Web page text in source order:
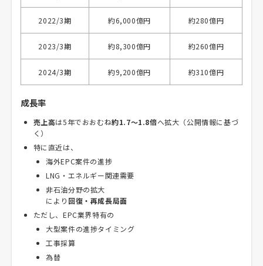
2022/3期 約6,000億円 約280億円
2023/3期 約8,300億円 約260億円
2024/3期 約9,200億円 約310億円
成長率
売上高は5年でおおむね約1.7〜1.8倍へ拡大（公開情報に基づ
く）
特に直近は、
海外EPC案件の進捗
LNG・エネルギー関連需要
非石油分野の拡大
により 回復・再成長局面
ただし、EPC業界特有の
大型案件の進捗タイミング
工事採算
為替